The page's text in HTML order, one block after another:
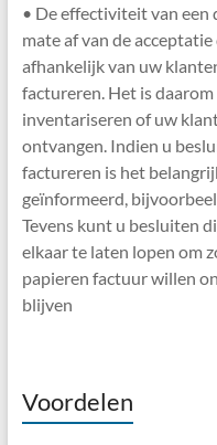
• De effectiviteit van
mate af van de
afhankelijk van uw
factureren. Het is
inventariseren of uw
ontvangen. Indien u
factureren is het
geïnformeerd,
Tevens kunt u besluiten
elkaar te laten lopen om
papieren factuur willen
blijven
Voordelen